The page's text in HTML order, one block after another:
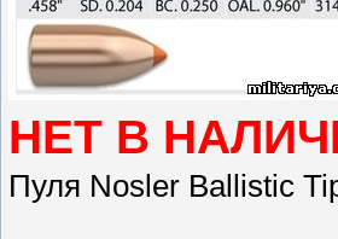
НЕТ В
Пуля Nosler Ballistic